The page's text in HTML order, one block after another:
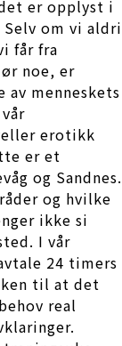
er opplyst i
Selv om vi aldri
får fra
noe, er
menneskets
erotikk
er et
og Sandnes.
og hvilke
ikke si
I vår
24 timers
til at det
real